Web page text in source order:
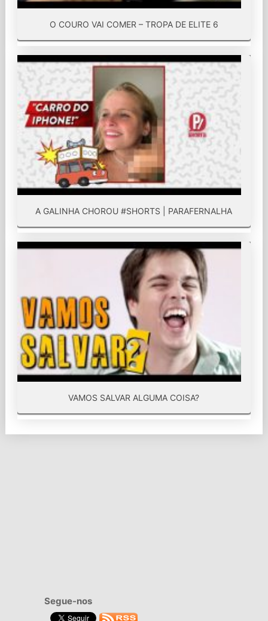
O COURO VAI COMER – TROPA DE ELITE 6
A GALINHA CHOROU #SHORTS | PARAFERNALHA
VAMOS SALVAR ALGUMA COISA?
Segue-nos